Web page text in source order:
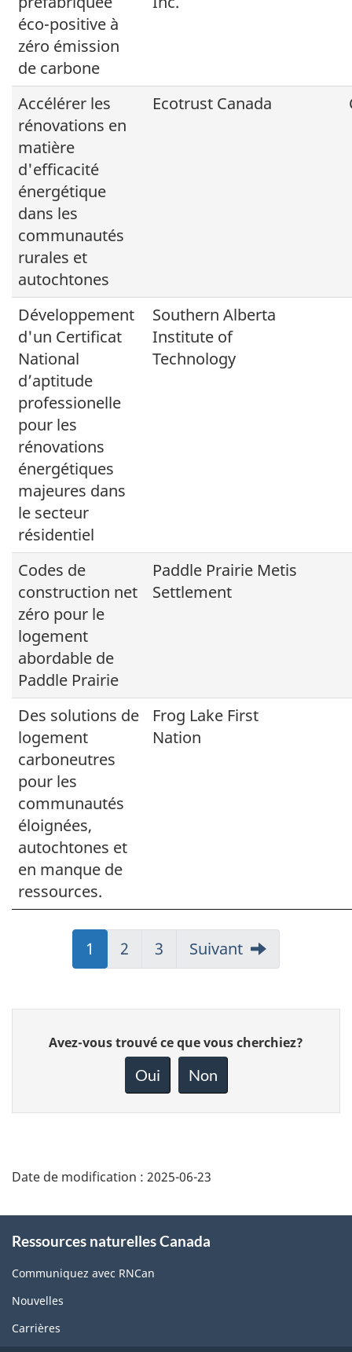
éco-positive à
zéro émission
de carbone
Accélérer les
rénovations en
matière
d'efficacité
énergétique
dans les
communautés
rurales et
autochtones
Ecotrust Canada
Développement
d'un Certificat
National
d’aptitude
professionelle
pour les
rénovations
énergétiques
majeures dans
le secteur
résidentiel
Southern Alberta
Institute of
Technology
Codes de
construction net
zéro pour le
logement
abordable de
Paddle Prairie
Paddle Prairie Metis
Settlement
Des solutions de
logement
carboneutres
pour les
communautés
éloignées,
autochtones et
en manque de
ressources.
Frog Lake First
Nation
Aller
à:
1
Aller
à:
2
Aller
à:
3 Suivant
Donnez
votre
page
Avez-vous trouvé ce que vous cherchiez?
Oui Non
Date de modification : 2025-06-23
this
site
Ressources naturelles Canada
Communiquez avec RNCan
Nouvelles
Carrières